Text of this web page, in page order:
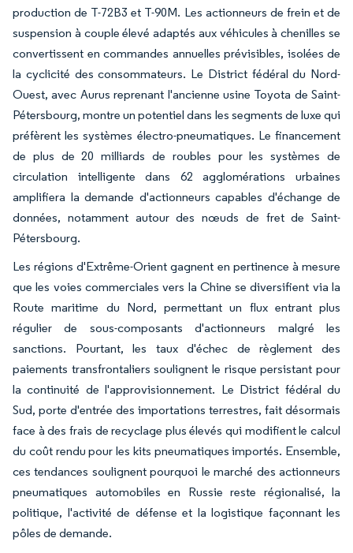
production de T-72B3 et T-90M. Les actionneurs de frein et de
suspension à couple élevé adaptés aux véhicules à chenilles se
convertissent en commandes annuelles prévisibles, isolées de
la cyclicité des consommateurs. Le District fédéral du Nord-
Ouest, avec Aurus reprenant l'ancienne usine Toyota de Saint-
Pétersbourg, montre un potentiel dans les segments de luxe qui
préfèrent les systèmes électro-pneumatiques. Le financement
de plus de 20 milliards de roubles pour les systèmes de
circulation intelligente dans 62 agglomérations urbaines
amplifiera la demande d'actionneurs capables d'échange de
données, notamment autour des nœuds de fret de Saint-
Pétersbourg.
Les régions d'Extrême-Orient gagnent en pertinence à mesure
que les voies commerciales vers la Chine se diversifient via la
Route maritime du Nord, permettant un flux entrant plus
régulier de sous-composants d'actionneurs malgré les
sanctions. Pourtant, les taux d'échec de règlement des
paiements transfrontaliers soulignent le risque persistant pour
la continuité de l'approvisionnement. Le District fédéral du
Sud, porte d'entrée des importations terrestres, fait désormais
face à des frais de recyclage plus élevés qui modifient le calcul
du coût rendu pour les kits pneumatiques importés. Ensemble,
ces tendances soulignent pourquoi le marché des actionneurs
pneumatiques automobiles en Russie reste régionalisé, la
politique, l'activité de défense et la logistique façonnant les
pôles de demande.